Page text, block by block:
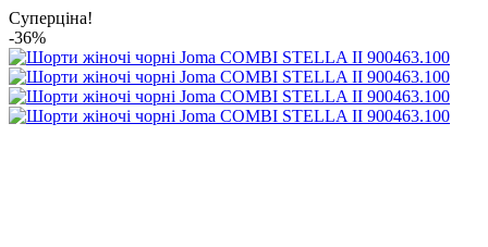
Суперціна!
-36%